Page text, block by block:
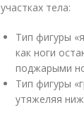
участках тела:
Тип фигуры
как ноги
поджарыми
Тип фигуры
утяжеляя